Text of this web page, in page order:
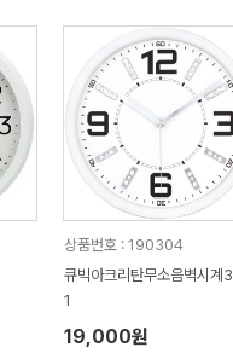
상품번호 : 190304
큐빅아크리탄무소음벽시계
1
19,000원